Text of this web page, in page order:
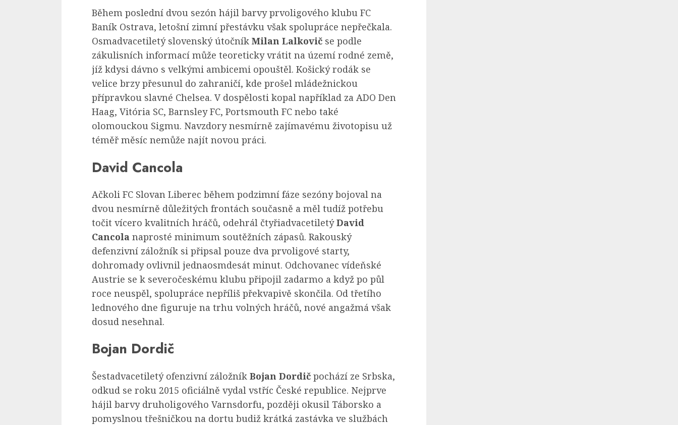
Během poslední dvou sezón hájil barvy prvoligového klubu FC
Baník Ostrava, letošní zimní přestávku však spolupráce nepřečkala.
Osmadvacetiletý slovenský útočník Milan Lalkovič se podle
zákulisních informací může teoreticky vrátit na území rodné země,
jíž kdysi dávno s velkými ambicemi opouštěl. Košický rodák se
velice brzy přesunul do zahraničí, kde prošel mládežnickou
přípravkou slavné Chelsea. V dospělosti kopal například za ADO Den
Haag, Vitória SC, Barnsley FC, Portsmouth FC nebo také
olomouckou Sigmu. Navzdory nesmírně zajímavému životopisu už
téměř měsíc nemůže najít novou práci.
David Cancola
Ačkoli FC Slovan Liberec během podzimní fáze sezóny bojoval na
dvou nesmírně důležitých frontách současně a měl tudíž potřebu
točit vícero kvalitních hráčů, odehrál čtyřiadvacetiletýDavid
Cancola naprosté minimum soutěžních zápasů. Rakouský
defenzivní záložník si připsal pouze dva prvoligové starty,
dohromady ovlivnil jednaosmdesát minut. Odchovanec vídeňské
Austrie se k severočeskému klubu připojil zadarmo a když po půl
roce neuspěl, spolupráce nepříliš překvapivě skončila. Od třetího
lednového dne figuruje na trhu volných hráčů, nové angažmá však
dosud nesehnal.
Bojan Dordič
Šestadvacetiletý ofenzivní záložník Bojan Dordič pochází ze Srbska,
odkud se roku 2015 oficiálně vydal vstříc České republice. Nejprve
hájil barvy druholigového Varnsdorfu, později okusil Táborsko a
pomyslnou třešničkou na dortu budiž krátká zastávka ve službách